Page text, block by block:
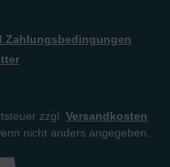
Zahlungsbedingungen
zzgl. Versandkosten
nicht anders angegeben.